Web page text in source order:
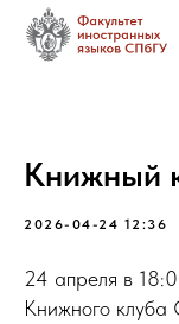
Книжный
2026-04-24 12:36
24 апреля в
Книжного клуба